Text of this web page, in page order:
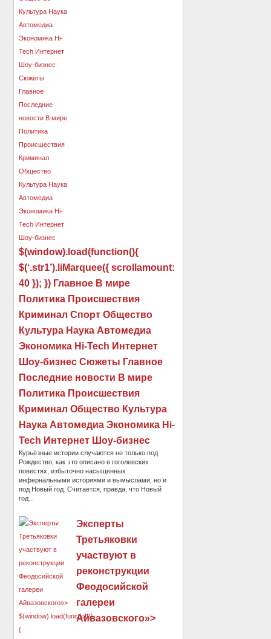
$(window).load(function(){
$(‘.str1’).liMarquee({ scrollamount:
40 }); }) Главное В мире
Политика Происшествия
Криминал Спорт Общество
Культура Наука Автомедиа
Экономика Hi-Tech Интернет
Шоу-бизнес Сюжеты Главное
Последние новости В мире
Политика Происшествия
Криминал Общество Культура
Наука Автомедиа Экономика Hi-
Tech Интернет Шоу-бизнес
Курьёзные истории случаются не только под
Рождество, как это описано в гоголевских
повестях, избыточно насыщенных
инфернальными историями и вымыслами, но и
под Новый год. Считается, правда, что Новый
год...
Эксперты
Третьяковки
участвуют в
реконструкции
Феодосийской
галереи
Айвазовского»>